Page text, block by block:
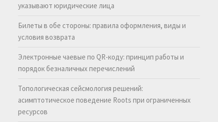
указывают юридические лица
Билеты в обе стороны: правила оформления, виды и
условия возврата
Электронные чаевые по QR-коду: принцип работы и
порядок безналичных перечислений
Топологическая сейсмология решений:
асимптотическое поведение Roots при ограниченных
ресурсов